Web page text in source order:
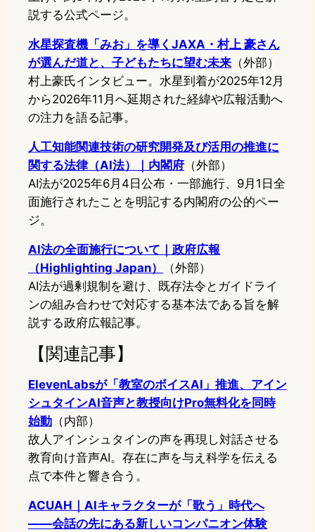
説する公式ページ。
水星探査機「みお」を導くJAXA・村上 豪さん
が選んだ道と、子どもたちに望む未来 （外部）
村上豪氏インタビュー。水星到着が2025年12月
から2026年11月へ延期された経緯や広報活動へ
の注力を語る記事。
人工知能関連技術の研究開発及び活用の推進に
関する法律（AI法）｜内閣府 （外部）
AI法が2025年6月4日公布・一部施行、9月1日全
面施行されたことを明記する内閣府の公的ペー
ジ。
AI法の全面施行について｜政府広報
（Highlighting Japan）
（外部）
AI法が過剰規制を避け、既存法令とガイドライ
ンの組み合わせで対応する基本法である旨を解
説する政府広報記事。
【関連記事】
ElevenLabsが「教室のボイスAI」推進、アイン
シュタインAI音声と教授向けPro無料化を同時
始動 （内部）
故人アインシュタインの声を再現し対話させる
教育向け音声AI。存在に声を与え科学を伝える
点で本件と響き合う。
ACUAH｜AIキャラクターが「歌う」時代へ
——会話の先にある新しいコンパニオン体験